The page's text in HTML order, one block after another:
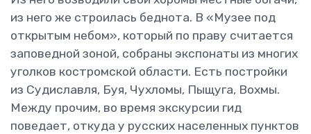
из него же строилась беднота. В «Музее под
открытым небом», который по праву считается
заповедной зоной, собраны экспонаты из многих
уголков костромской области. Есть постройки
из Судиславля, Буя, Чухломы, Пыщуга, Вохмы.
Между прочим, во время экскурсии гид
поведает, откуда у русских населенных пунктов